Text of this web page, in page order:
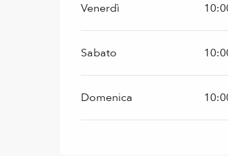
Venerdì
Sabato
Domenica